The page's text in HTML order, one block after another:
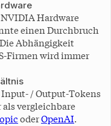
Hardware
einen Durchbruch
Abhängigkeit
Firmen wird immer
/ Output-Tokens
vergleichbare
oderOpenAI.